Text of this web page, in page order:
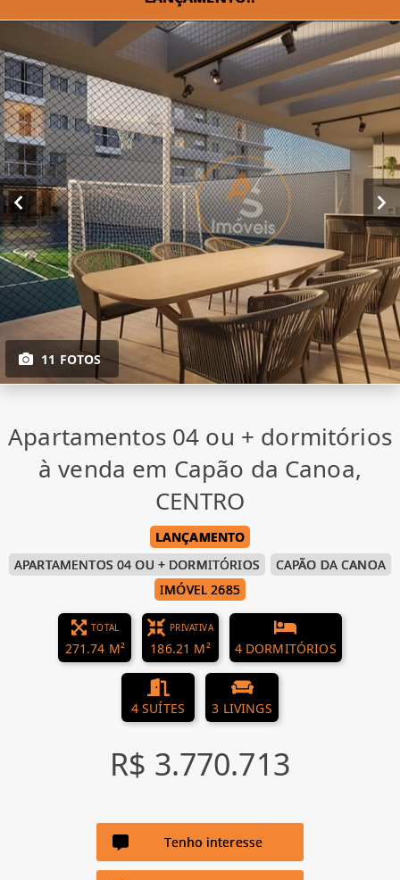
11 FOTOS
Apartamentos 04 ou + dormitórios
à venda em Capão da Canoa,
CENTRO
LANÇAMENTO
APARTAMENTOS 04 OU + DORMITÓRIOS
CAPÃO DA CANOA
IMÓVEL 2685
TOTAL
271.74 M²
PRIVATIVA
186.21 M² 4 DORMITÓRIOS
4 SUÍTES 3 LIVINGS
R$ 3.770.713
Tenho interesse